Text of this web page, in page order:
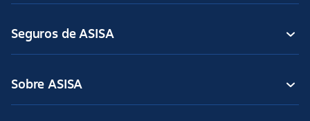
Seguros de ASISA
Sobre ASISA